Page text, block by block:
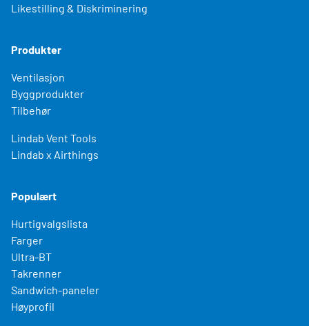
Likestilling & Diskriminering
Produkter
Ventilasjon
Byggprodukter
Tilbehør
Lindab Vent Tools
Lindab x Airthings
Populært
Hurtigvalgslista
Farger
Ultra-BT
Takrenner
Sandwich-paneler
Høyprofil